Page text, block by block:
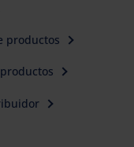
productos